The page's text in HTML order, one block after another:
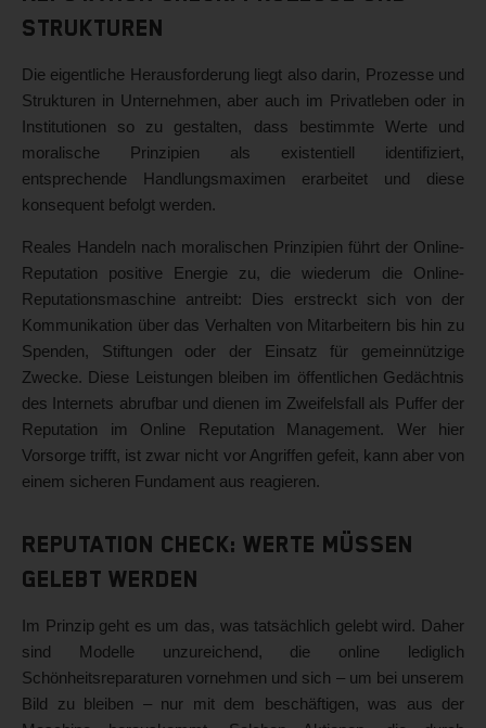
Strukturen
Die eigentliche Herausforderung liegt also darin, Prozesse und
Strukturen in Unternehmen, aber auch im Privatleben oder in
Institutionen so zu gestalten, dass bestimmte Werte und
moralische Prinzipien als existentiell identifiziert,
entsprechende Handlungsmaximen erarbeitet und diese
konsequent befolgt werden.
Reales Handeln nach moralischen Prinzipien führt der Online-
Reputation positive Energie zu, die wiederum die Online-
Reputationsmaschine antreibt: Dies erstreckt sich von der
Kommunikation über das Verhalten von Mitarbeitern bis hin zu
Spenden, Stiftungen oder der Einsatz für gemeinnützige
Zwecke. Diese Leistungen bleiben im öffentlichen Gedächtnis
des Internets abrufbar und dienen im Zweifelsfall als Puffer der
Reputation im Online Reputation Management. Wer hier
Vorsorge trifft, ist zwar nicht vor Angriffen gefeit, kann aber von
einem sicheren Fundament aus reagieren.
Reputation Check: Werte müssen
gelebt werden
Im Prinzip geht es um das, was tatsächlich gelebt wird. Daher
sind Modelle unzureichend, die online lediglich
Schönheitsreparaturen vornehmen und sich – um bei unserem
Bild zu bleiben – nur mit dem beschäftigen, was aus der